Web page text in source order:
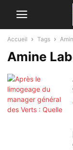
Accueil Tags
Amine